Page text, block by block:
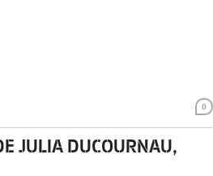
0
JULIA DUCOURNAU,